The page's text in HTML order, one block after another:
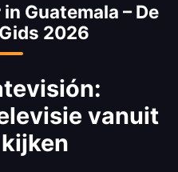
Guatemala – De
2026
vanuit